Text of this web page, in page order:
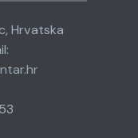
Hrvatska